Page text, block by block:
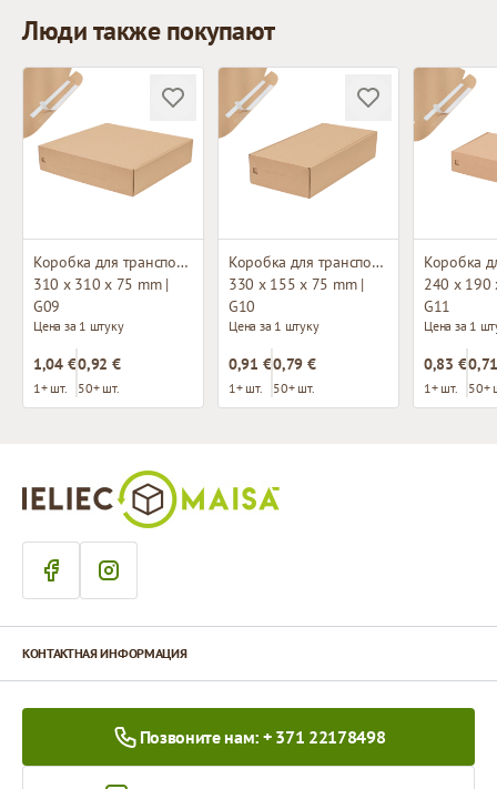
Люди также покупают
Коробка для транспортировки
310 x 310 x 75 mm |
G09
Цена за 1 штуку
1,04 €
1+ шт.
0,92 €
50+ шт.
Коробка для транспортировки
330 x 155 x 75 mm |
G10
Цена за 1 штуку
0,91 €
1+ шт.
0,79 €
50+ шт.
240 x 190
G11
Цена за 1
0,83 €
1+ шт. 50+
КОНТАКТНАЯ ИНФОРМАЦИЯ
Позвоните нам: + 371 22178498